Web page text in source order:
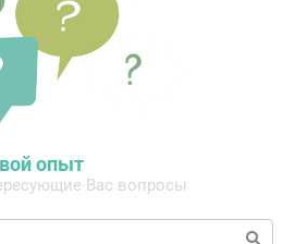
опыт
Вас вопросы